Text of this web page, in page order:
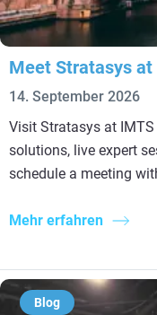
Meet Stratasys at
14. September 2026
Visit Stratasys at
solutions, live expert
schedule a meeting
Mehr erfahren
Blog